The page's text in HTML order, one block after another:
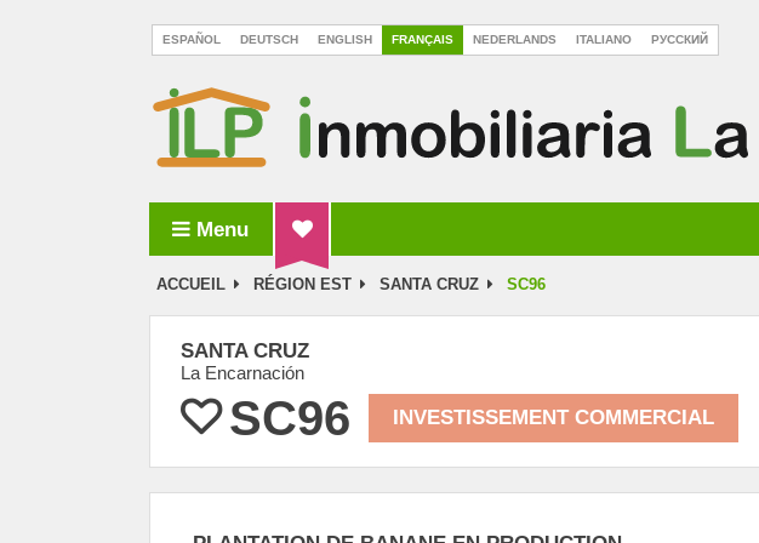
ILP Inmobiliaria La Palma
ESPAÑOL DEUTSCH ENGLISH FRANÇAIS NEDERLANDS ITALIANO РУССКИЙ
Menu
ACCUEIL RÉGION EST SANTA CRUZ SC96
SANTA CRUZ
La Encarnación
SC96 INVESTISSEMENT COMMERCIAL